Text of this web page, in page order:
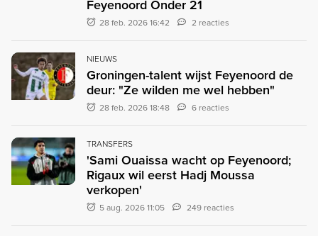
Feyenoord Onder 21
28 feb. 2026 16:42 2 reacties
NIEUWS
Groningen-talent wijst Feyenoord de
deur: "Ze wilden me wel hebben"
28 feb. 2026 18:48 6 reacties
TRANSFERS
'Sami Ouaissa wacht op Feyenoord;
Rigaux wil eerst Hadj Moussa
verkopen'
5 aug. 2026 11:05 249 reacties